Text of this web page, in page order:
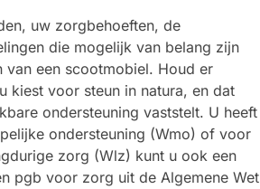
uw zorgbehoeften, de
die mogelijk van belang zijn
van een scootmobiel. Houd er
kiest voor steun in natura, en dat
ondersteuning vaststelt. U heeft
ondersteuning (Wmo) of voor
zorg (Wlz) kunt u ook een
pgb voor zorg uit de Algemene Wet